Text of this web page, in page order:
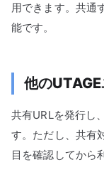
用できます。共通
能です。
他の
共有URLを発行し
す。ただし、共有
目を確認してから